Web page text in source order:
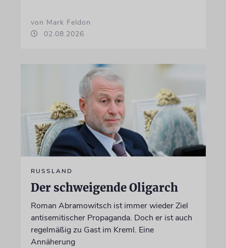
von Mark Feldon
02.08.2026
RUSSLAND
Der schweigende Oligarch
Roman Abramowitsch ist immer wieder Ziel
antisemitischer Propaganda. Doch er ist auch
regelmäßig zu Gast im Kreml. Eine
Annäherung